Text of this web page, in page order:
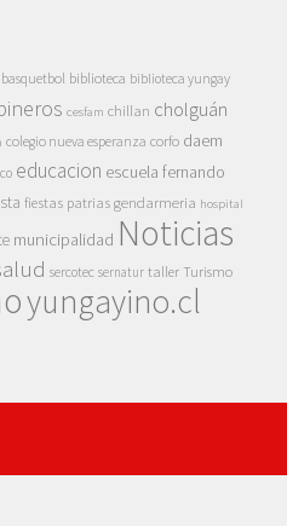
basquetbol biblioteca biblioteca yungay
cesfam chillan cholguán
colegio nueva esperanza corfo daem
educacion escuela fernando
fiestas patrias gendarmeria hospital
municipalidad Noticias
sercotec sernatur taller Turismo
yungayino.cl